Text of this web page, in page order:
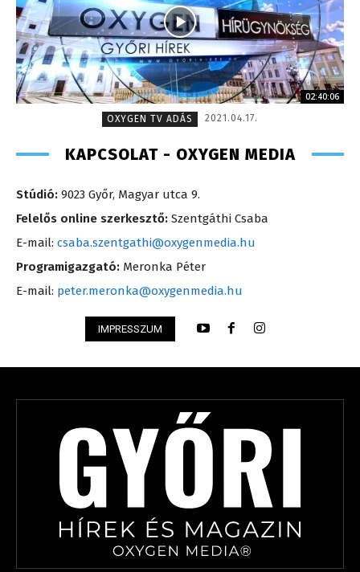
02:40:06
OXYGEN TV ADÁS
2021.04.17.
KAPCSOLAT - OXYGEN MEDIA
Stúdió: 9023 Győr, Magyar utca 9.
Felelős online szerkesztő: Szentgáthi Csaba
E-mail: csaba.szentgathi@oxygenmedia.hu
Programigazgató: Meronka Péter
E-mail: peter.meronka@oxygenmedia.hu
IMPRESSZUM